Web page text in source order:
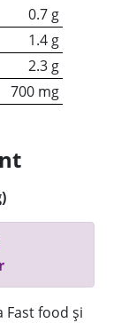
0.7 g
1.4 g
2.3 g
700 mg
Fast food și